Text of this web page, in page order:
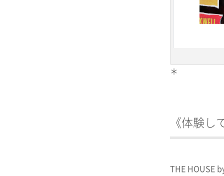
＊
《体験し
THE HOUSE